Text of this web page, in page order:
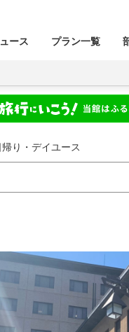
ース プラン一覧
帰り・デイユース